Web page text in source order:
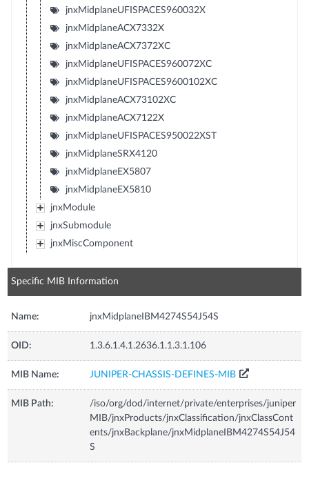
jnxMidplaneUFISPACES960032X
jnxMidplaneACX7332X
jnxMidplaneACX7372XC
jnxMidplaneUFISPACES960072XC
jnxMidplaneUFISPACES9600102XC
jnxMidplaneACX73102XC
jnxMidplaneACX7122X
jnxMidplaneUFISPACES950022XST
jnxMidplaneSRX4120
jnxMidplaneEX5807
jnxMidplaneEX5810
jnxModule
jnxSubmodule
jnxMiscComponent
Specific MIB Information
Name: jnxMidplaneIBM4274S54J54S
OID: 1.3.6.1.4.1.2636.1.1.3.1.106
MIB Name: JUNIPER-CHASSIS-DEFINES-MIB
MIB Path:
/iso/org/dod/internet/private/enterprises/juniper
MIB/jnxProducts/jnxClassification/jnxClassCont
ents/jnxBackplane/jnxMidplaneIBM4274S54J54
S